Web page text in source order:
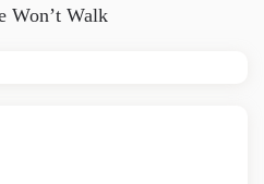
Won’t Walk